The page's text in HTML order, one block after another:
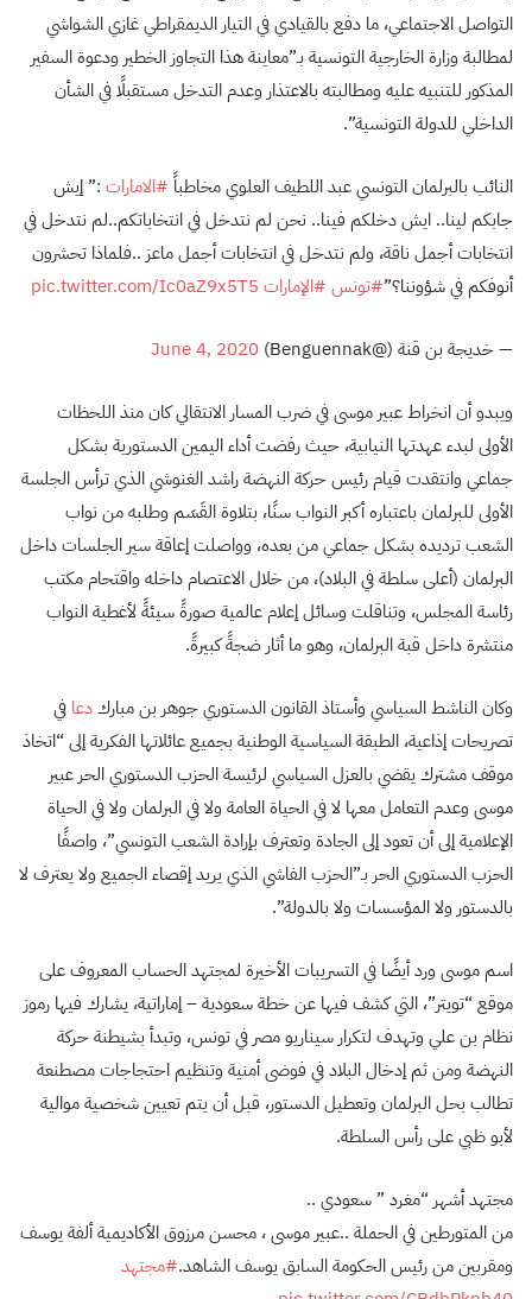
التواصل الاجتماعي، ما دفع بالقيادي في التيار الديمقراطي غازي الشواشي
لمطالبة وزارة الخارجية التونسية بـ”معاينة هذا التجاوز الخطير ودعوة السفير
المذكور للتنبيه عليه ومطالبته بالاعتذار وعدم التدخل مستقبلًا في الشأن
الداخلي للدولة التونسية”.
النائب بالبرلمان التونسي عبد اللطيف العلوي مخاطباً #الامارات :” إيش
جابكم لينا.. ايش دخلكم فينا.. نحن لم نتدخل في انتخاباتكم..لم نتدخل في
انتخابات أجمل ناقة، ولم نتدخل في انتخابات أجمل ماعز ..فلماذا تحشرون
أنوفكم في شؤوننا؟”#تونس #الإمارات pic.twitter.com/Ic0aZ9x5T5
— خديجة بن قنة (@Benguennak) June 4, 2020
ويبدو أن انخراط عبير موسى في ضرب المسار الانتقالي كان منذ اللحظات
الأولى لبدء عهدتها النيابية، حيث رفضت أداء اليمين الدستورية بشكل
جماعي وانتقدت قيام رئيس حركة النهضة راشد الغنوشي الذي ترأس الجلسة
الأولى للبرلمان باعتباره أكبر النواب سنًا، بتلاوة القَسَم وطلبه من نواب
الشعب ترديده بشكل جماعي من بعده، وواصلت إعاقة سير الجلسات داخل
البرلمان (أعلى سلطة في البلاد)، من خلال الاعتصام داخله واقتحام مكتب
رئاسة المجلس، وتناقلت وسائل إعلام عالمية صورةً سيئةً لأغطية النواب
منتشرة داخل قبة البرلمان، وهو ما أثار ضجةً كبيرةً.
وكان الناشط السياسي وأستاذ القانون الدستوري جوهر بن مباركدعا في
تصريحات إذاعية، الطبقة السياسية الوطنية بجميع عائلاتها الفكرية إلى “اتخاذ
موقف مشترك يقضي بالعزل السياسي لرئيسة الحزب الدستوري الحر عبير
موسى وعدم التعامل معها لا في الحياة العامة ولا في البرلمان ولا في الحياة
الإعلامية إلى أن تعود إلى الجادة وتعترف بإرادة الشعب التونسي”، واصفًا
الحزب الدستوري الحر بـ”الحزب الفاشي الذي يريد إقصاء الجميع ولا يعترف لا
بالدستور ولا المؤسسات ولا بالدولة”.
اسم موسى ورد أيضًا في التسريبات الأخيرة لمجتهد الحساب المعروف على
موقع “تويتر”، التي كشف فيها عن خطة سعودية – إماراتية، يشارك فيها رموز
نظام بن علي وتهدف لتكرار سيناريو مصر في تونس، وتبدأ بشيطنة حركة
النهضة ومن ثم إدخال البلاد في فوضى أمنية وتنظيم احتجاجات مصطنعة
تطالب بحل البرلمان وتعطيل الدستور، قبل أن يتم تعيين شخصية موالية
لأبو ظبي على رأس السلطة.
مجتهد أشهر “مغرد ” سعودي ..
من المتورطين في الحملة ..عبير موسى ، محسن مرزوق الأكاديمية ألفة يوسف
ومقربين من رئيس الحكومة السابق يوسف الشاهد.#مجتهد